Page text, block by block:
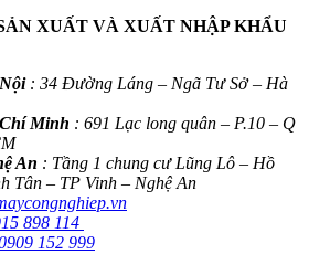
XUẤT VÀ XUẤT NHẬP KHẨU
: 34 Đường Láng – Ngã Tư Sở – Hà
Minh : 691 Lạc long quân – P.10 – Q
An : Tầng 1 chung cư Lũng Lô – Hồ
Tân – TP Vinh – Nghệ An
898 114
152 999